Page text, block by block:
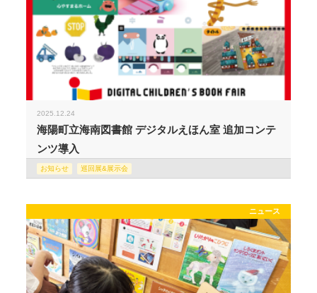
2025.12.24
海陽町立海南図書館 デジタルえほん室 追加コンテ
ンツ導入
お知らせ 巡回展&展示会
ニュース